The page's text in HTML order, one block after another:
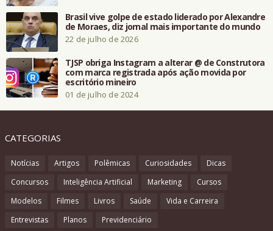
Brasil vive golpe de estado liderado por Alexandre
de Moraes, diz jornal mais importante do mundo
22 de julho de 2026
TJSP obriga Instagram a alterar @ de Construtora
com marca registrada após ação movida por
escritório mineiro
01 de julho de 2024
CATEGORIAS
Notícias Artigos Polêmicas Curiosidades
Dicas
Concursos
Inteligência Artificial Marketing
Cursos
Modelos
Filmes Livros Saúde
Vida e Carreira
Entrevistas
Planos Previdenciário